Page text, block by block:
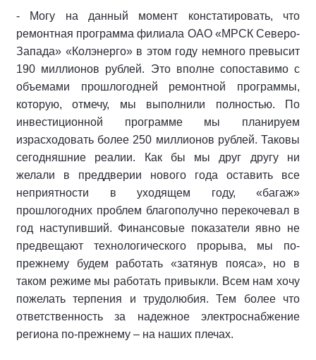
- Могу на данный момент констатировать, что
ремонтная программа филиала ОАО «МРСК Северо-
Запада» «Колэнерго» в этом году немного превысит
190 миллионов рублей. Это вполне сопоставимо с
объемами прошлогодней ремонтной программы,
которую, отмечу, мы выполнили полностью. По
инвестиционной программе мы планируем
израсходовать более 250 миллионов рублей. Таковы
сегодняшние реалии. Как бы мы друг другу ни
желали в преддверии нового года оставить все
неприятности в уходящем году, «багаж»
прошлогодних проблем благополучно перекочевал в
год наступивший. Финансовые показатели явно не
предвещают технологического прорыва, мы по-
прежнему будем работать «затянув пояса», но в
таком режиме мы работать привыкли. Всем нам хочу
пожелать терпения и трудолюбия. Тем более что
ответственность за надежное электроснабжение
региона по-прежнему – на наших плечах.